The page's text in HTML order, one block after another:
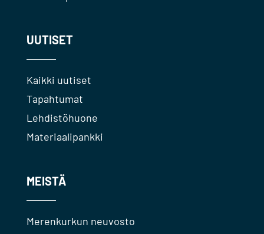
UUTISET
Kaikki uutiset
Tapahtumat
Lehdistöhuone
Materiaalipankki
MEISTÄ
Merenkurkun neuvosto